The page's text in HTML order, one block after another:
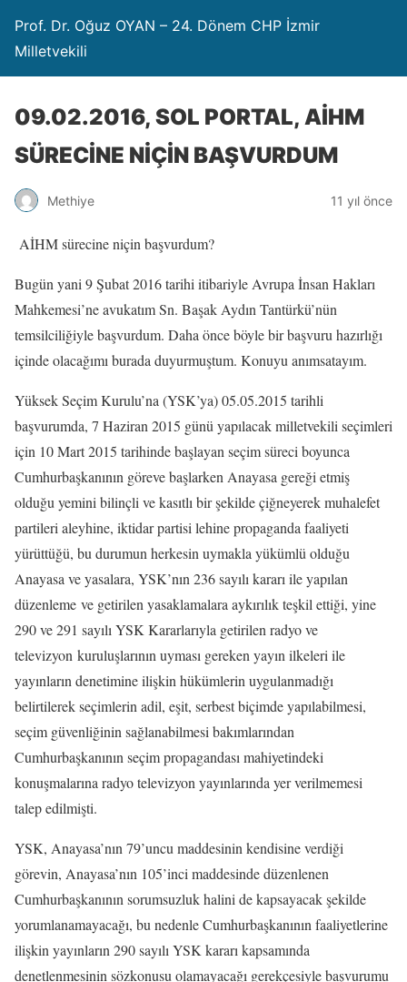
Prof. Dr. Oğuz OYAN – 24. Dönem CHP İzmir
Milletvekili
09.02.2016, SOL PORTAL, AİHM
SÜRECİNE NİÇİN BAŞVURDUM
Methiye 11 yıl önce
AİHM sürecine niçin başvurdum?
Bugün yani 9 Şubat 2016 tarihi itibariyle Avrupa İnsan Hakları
Mahkemesi’ne avukatım Sn. Başak Aydın Tantürkü’nün
temsilciliğiyle başvurdum. Daha önce böyle bir başvuru hazırlığı
içinde olacağımı burada duyurmuştum. Konuyu anımsatayım.
Yüksek Seçim Kurulu’na (YSK’ya) 05.05.2015 tarihli
başvurumda, 7 Haziran 2015 günü yapılacak milletvekili seçimleri
için 10 Mart 2015 tarihinde başlayan seçim süreci boyunca
Cumhurbaşkanının göreve başlarken Anayasa gereği etmiş
olduğu yemini bilinçli ve kasıtlı bir şekilde çiğneyerek muhalefet
partileri aleyhine, iktidar partisi lehine propaganda faaliyeti
yürüttüğü, bu durumun herkesin uymakla yükümlü olduğu
Anayasa ve yasalara, YSK’nın 236 sayılı kararı ile yapılan
düzenleme ve getirilen yasaklamalara aykırılık teşkil ettiği, yine
290 ve 291 sayılı YSK Kararlarıyla getirilen radyo ve
televizyon kuruluşlarının uyması gereken yayın ilkeleri ile
yayınların denetimine ilişkin hükümlerin uygulanmadığı
belirtilerek seçimlerin adil, eşit, serbest biçimde yapılabilmesi,
seçim güvenliğinin sağlanabilmesi bakımlarından
Cumhurbaşkanının seçim propagandası mahiyetindeki
konuşmalarına radyo televizyon yayınlarında yer verilmemesi
talep edilmişti.
YSK, Anayasa’nın 79’uncu maddesinin kendisine verdiği
görevin, Anayasa’nın 105’inci maddesinde düzenlenen
Cumhurbaşkanının sorumsuzluk halini de kapsayacak şekilde
yorumlanamayacağı, bu nedenle Cumhurbaşkanının faaliyetlerine
ilişkin yayınların 290 sayılı YSK kararı kapsamında
denetlenmesinin sözkonusu olamayacağı gerekçesiyle başvurumu